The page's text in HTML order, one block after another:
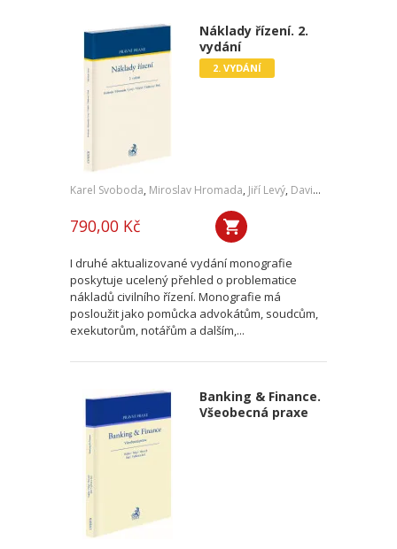
Náklady řízení. 2.
vydání
2. VYDÁNÍ
Karel Svoboda, Miroslav Hromada, Jiří Levý, David Vláčil
790,00 Kč
I druhé aktualizované vydání monografie
poskytuje ucelený přehled o problematice
nákladů civilního řízení. Monografie má
posloužit jako pomůcka advokátům, soudcům,
exekutorům, notářům a dalším,...
Banking & Finance.
Všeobecná praxe